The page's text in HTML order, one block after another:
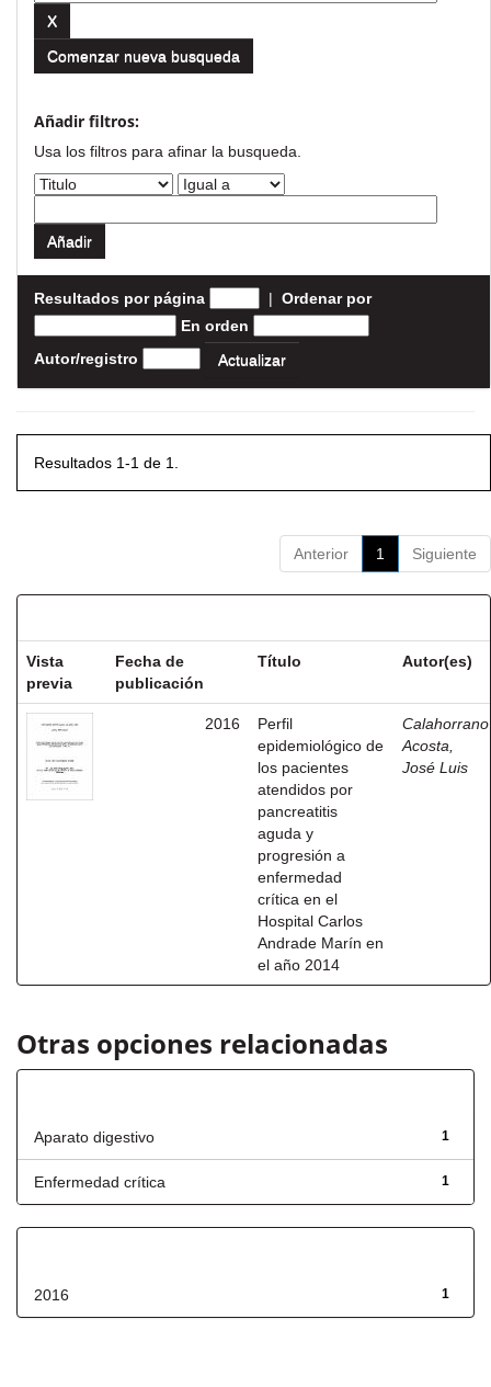
Comenzar nueva busqueda
Añadir filtros:
Usa los filtros para afinar la busqueda.
Resultados por página | Ordenar por
En orden
Autor/registro
Resultados 1-1 de 1.
Anterior 1 Siguiente
Vista
previa
Fecha de
publicación
Título Autor(es)
2016
Perfil
epidemiológico de
los pacientes
atendidos por
pancreatitis
aguda y
progresión a
enfermedad
crítica en el
Hospital Carlos
Andrade Marín en
el año 2014
Calahorrano
Acosta,
José Luis
Otras opciones relacionadas
1
Aparato digestivo
1
Enfermedad crítica
1
2016